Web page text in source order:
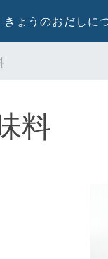
きょうのおだしに
料